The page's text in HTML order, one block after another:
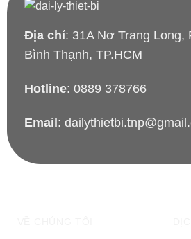
Địa chỉ: 31A Nơ Trang Long,
Bình Thạnh, TP.HCM
Hotline: 0889 378766
Email :